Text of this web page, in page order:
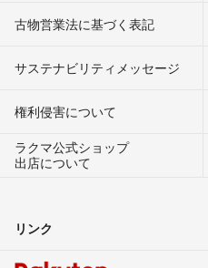
古物営業法に基づく表記
サステナビリティメッセージ
権利侵害について
ラクマ公式ショップ
出店について
リンク